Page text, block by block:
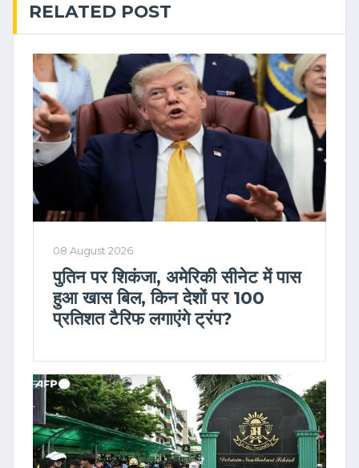
RELATED POST
08 August 2026
पुतिन पर शिकंजा, अमेरिकी सीनेट में पास
हुआ खास बिल, किन देशों पर 100
प्रतिशत टैरिफ लगाएंगे ट्रंप?